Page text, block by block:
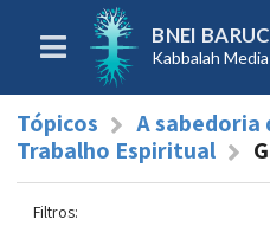
BNEI
Kabbalah Media
Tópicos
A sabedoria
Trabalho Espiritual
Filtros: